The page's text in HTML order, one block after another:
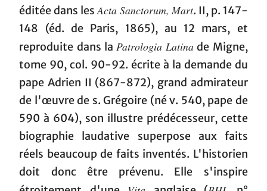
éditée dans lesActa Sanctorum, Mart. II, p. 147-
148 (éd. de Paris, 1865), au 12 mars, et
reproduite dans la Patrologia Latina de Migne,
tome 90, col. 90-92. écrite à la demande du
pape Adrien II (867-872), grand admirateur
de l'œuvre de s. Grégoire (né v. 540, pape de
590 à 604), son illustre prédécesseur, cette
biographie laudative superpose aux faits
réels beaucoup de faits inventés. L'historien
doit donc être prévenu. Elle s'inspire